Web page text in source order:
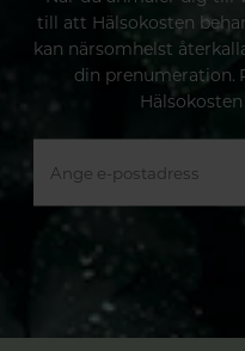
till att Hälsokosten
kan närsomhelst
din prenumeration.